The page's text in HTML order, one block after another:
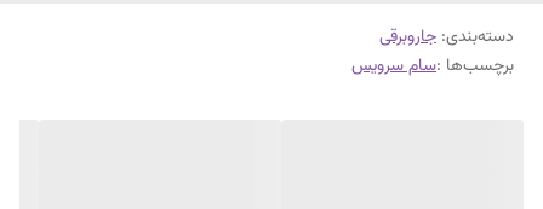
دسته‌بندی: جاروبرقی
برچسب‌ها :سام سرویس